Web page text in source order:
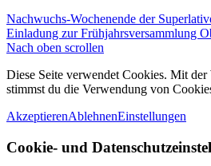
Nachwuchs-Wochenende der
Einladung zur Frühjahrsversammlung
Nach oben scrollen
Diese Seite verwendet Cookies. Mit der
stimmst du die Verwendung von
AkzeptierenAblehnenEinstellungen
Cookie- und